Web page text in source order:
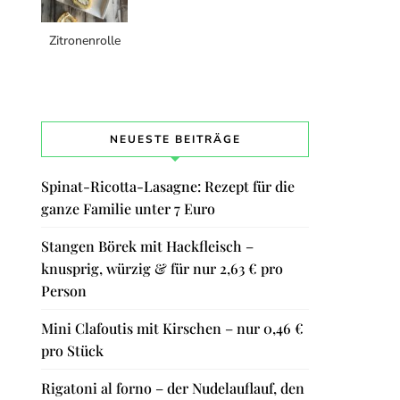
Zitronenrolle
NEUESTE BEITRÄGE
Spinat-Ricotta-Lasagne: Rezept für die
ganze Familie unter 7 Euro
Stangen Börek mit Hackfleisch –
knusprig, würzig & für nur 2,63 € pro
Person
Mini Clafoutis mit Kirschen – nur 0,46 €
pro Stück
Rigatoni al forno – der Nudelauflauf, den